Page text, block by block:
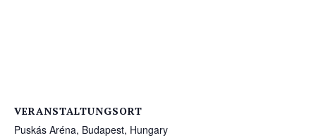
VERANSTALTUNGSORT
Puskás Aréna, Budapest, Hungary